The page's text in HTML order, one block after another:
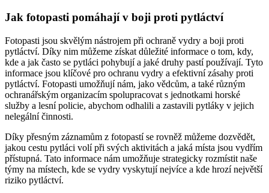
Jak fotopasti pomáhají v boji proti pytláctví
Fotopasti jsou skvělým nástrojem při ochraně vydry a boji proti
pytláctví. Díky nim můžeme získat důležité informace o tom, kdy,
kde a jak často se pytláci pohybují a jaké druhy pastí používají. Tyto
informace jsou klíčové pro ochranu vydry a efektivní zásahy proti
pytláctví. Fotopasti umožňují nám, jako vědcům, a také různým
ochranářským organizacím spolupracovat s jednotkami horské
služby a lesní policie, abychom odhalili a zastavili pytláky v jejich
nelegální činnosti.
Díky přesným záznamům z fotopastí se rovněž můžeme dozvědět,
jakou cestu pytláci volí při svých aktivitách a jaká místa jsou vydřím
přístupná. Tato informace nám umožňuje strategicky rozmístit naše
týmy na místech, kde se vydry vyskytují nejvíce a kde hrozí největší
riziko pytláctví.